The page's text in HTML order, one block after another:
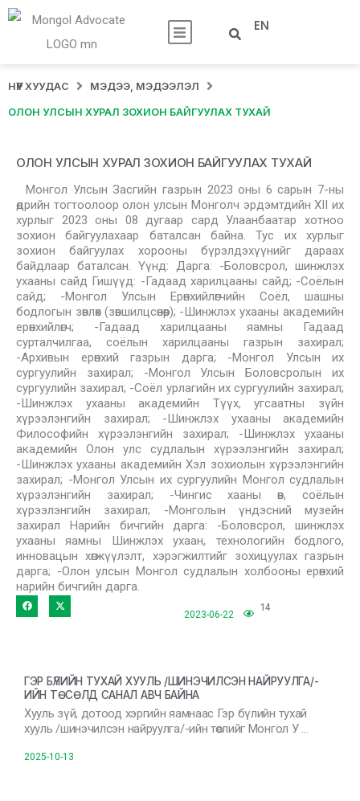
EN
НҮҮР ХУУДАС МЭДЭЭ, МЭДЭЭЛЭЛ
ОЛОН УЛСЫН ХУРАЛ ЗОХИОН БАЙГУУЛАХ ТУХАЙ
ОЛОН УЛСЫН ХУРАЛ ЗОХИОН БАЙГУУЛАХ ТУХАЙ
Монгол Улсын Засгийн газрын 2023 оны 6 сарын 7-ны
өдрийн тогтоолоор олон улсын Монголч эрдэмтдийн XII их
хурлыг 2023 оны 08 дугаар сард Улаанбаатар хотноо
зохион байгуулахаар баталсан байна. Тус их хурлыг
зохион байгуулах хорооны бүрэлдэхүүнийг дараах
байдлаар баталсан. Үүнд: Дарга: -Боловсрол, шинжлэх
ухааны сайд Гишүүд: -Гадаад харилцааны сайд; -Соёлын
сайд; -Монгол Улсын Ерөнхийлөгчийн Соёл, шашны
бодлогын зөвлөх (зөвшилцсөнөөр); -Шинжлэх ухааны академийн
ерөнхийлөгч; -Гадаад харилцааны яамны Гадаад
сурталчилгаа, соёлын харилцааны газрын захирал;
-Архивын ерөнхий газрын дарга; -Монгол Улсын их
сургуулийн захирал; -Монгол Улсын Боловсролын их
сургуулийн захирал; -Соёл урлагийн их сургуулийн захирал;
-Шинжлэх ухааны академийн Түүх, угсаатны зүйн
хүрээлэнгийн захирал; -Шинжлэх ухааны академийн
Философийн хүрээлэнгийн захирал; -Шинжлэх ухааны
академийн Олон улс судлалын хүрээлэнгийн захирал;
-Шинжлэх ухааны академийн Хэл зохиолын хүрээлэнгийн
захирал; -Монгол Улсын их сургуулийн Монгол судлалын
хүрээлэнгийн захирал; -Чингис хааны өв, соёлын
хүрээлэнгийн захирал; -Монголын үндэсний музейн
захирал Нарийн бичгийн дарга: -Боловсрол, шинжлэх
ухааны яамны Шинжлэх ухаан, технологийн бодлого,
инновацын хөгжүүлэлт, хэрэгжилтийг зохицуулах газрын
дарга; -Олон улсын Монгол судлалын холбооны ерөнхий
нарийн бичгийн дарга.
2023-06-22
14
ГЭР БҮЛИЙН ТУХАЙ ХУУЛЬ /ШИНЭЧИЛСЭН НАЙРУУЛГА/-
ИЙН ТӨСӨЛД САНАЛ АВЧ БАЙНА
Хууль зүй, дотоод хэргийн яамнаас Гэр бүлийн тухай
хууль /шинэчилсэн найруулга/-ийн төслийг Монгол У …
2025-10-13